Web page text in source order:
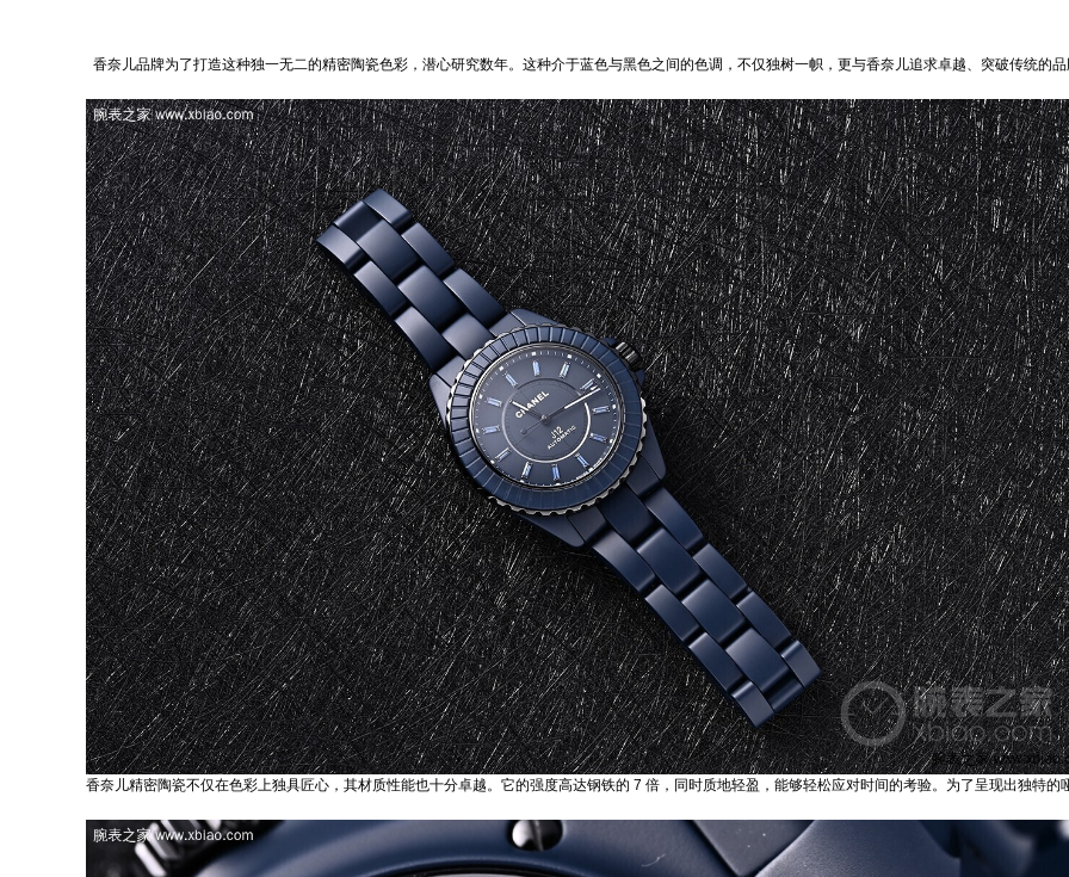
香奈儿品牌为了打造这种独一无二的精密陶瓷色彩，潜心研究数年。这种介于蓝色与黑色之间的色调，不仅独树一帜，更与香奈儿追求卓越、突破传统的
香奈儿精密陶瓷不仅在色彩上独具匠心，其材质性能也十分卓越。它的强度高达钢铁的 7 倍，同时质地轻盈，能够轻松应对时间的考验。为了呈现出独特